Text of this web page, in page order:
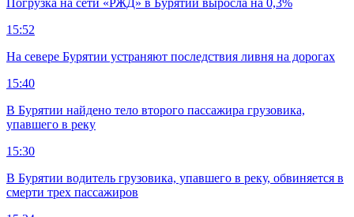
Погрузка на сети «РЖД» в Бурятии выросла на 0,3%
15:52
На севере Бурятии устраняют последствия ливня на дорогах
15:40
В Бурятии найдено тело второго пассажира грузовика,
упавшего в реку
15:30
В Бурятии водитель грузовика, упавшего в реку, обвиняется в
смерти трех пассажиров